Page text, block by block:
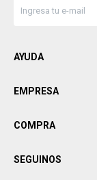
AYUDA
EMPRESA
COMPRA
SEGUINOS